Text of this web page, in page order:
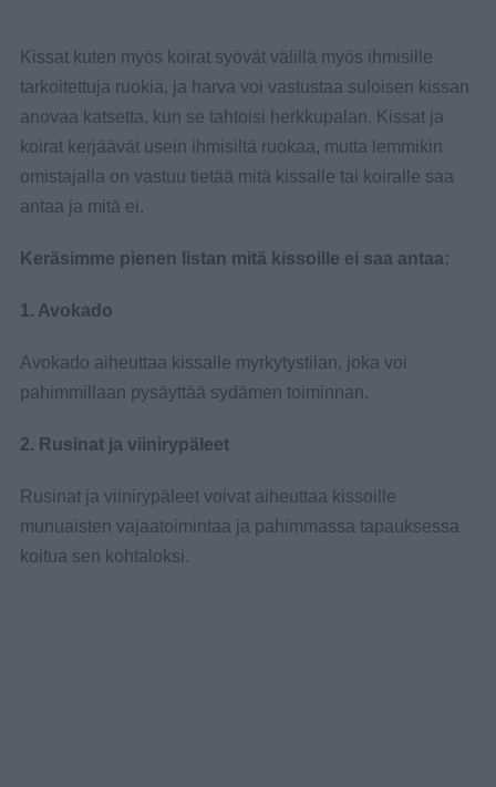
Kissat kuten myös koirat syövät välillä myös ihmisille
tarkoitettuja ruokia, ja harva voi vastustaa suloisen kissan
anovaa katsetta, kun se tahtoisi herkkupalan. Kissat ja
koirat kerjäävät usein ihmisiltä ruokaa, mutta lemmikin
omistajalla on vastuu tietää mitä kissalle tai koiralle saa
antaa ja mitä ei.
Keräsimme pienen listan mitä kissoille ei saa antaa:
1. Avokado
Avokado aiheuttaa kissalle myrkytystilan, joka voi
pahimmillaan pysäyttää sydämen toiminnan.
2. Rusinat ja viinirypäleet
Rusinat ja viinirypäleet voivat aiheuttaa kissoille
munuaisten vajaatoimintaa ja pahimmassa tapauksessa
koitua sen kohtaloksi.